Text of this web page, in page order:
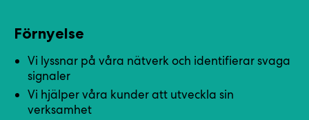
Förnyelse
Vi lyssnar på våra nätverk och identifierar svaga
signaler
Vi hjälper våra kunder att utveckla sin
verksamhet